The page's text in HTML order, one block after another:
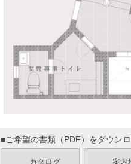
■ご希望の書類（PDF）をダウン
カタログ 案内